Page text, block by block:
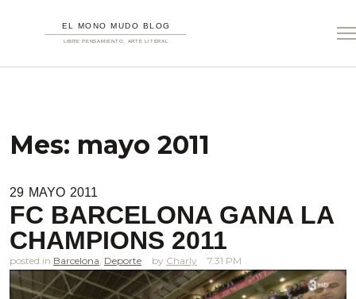
Mes: mayo 2011
29 MAYO 2011
FC BARCELONA GANA LA
CHAMPIONS 2011
posted in Barcelona Deporte Charly 7.31 PM